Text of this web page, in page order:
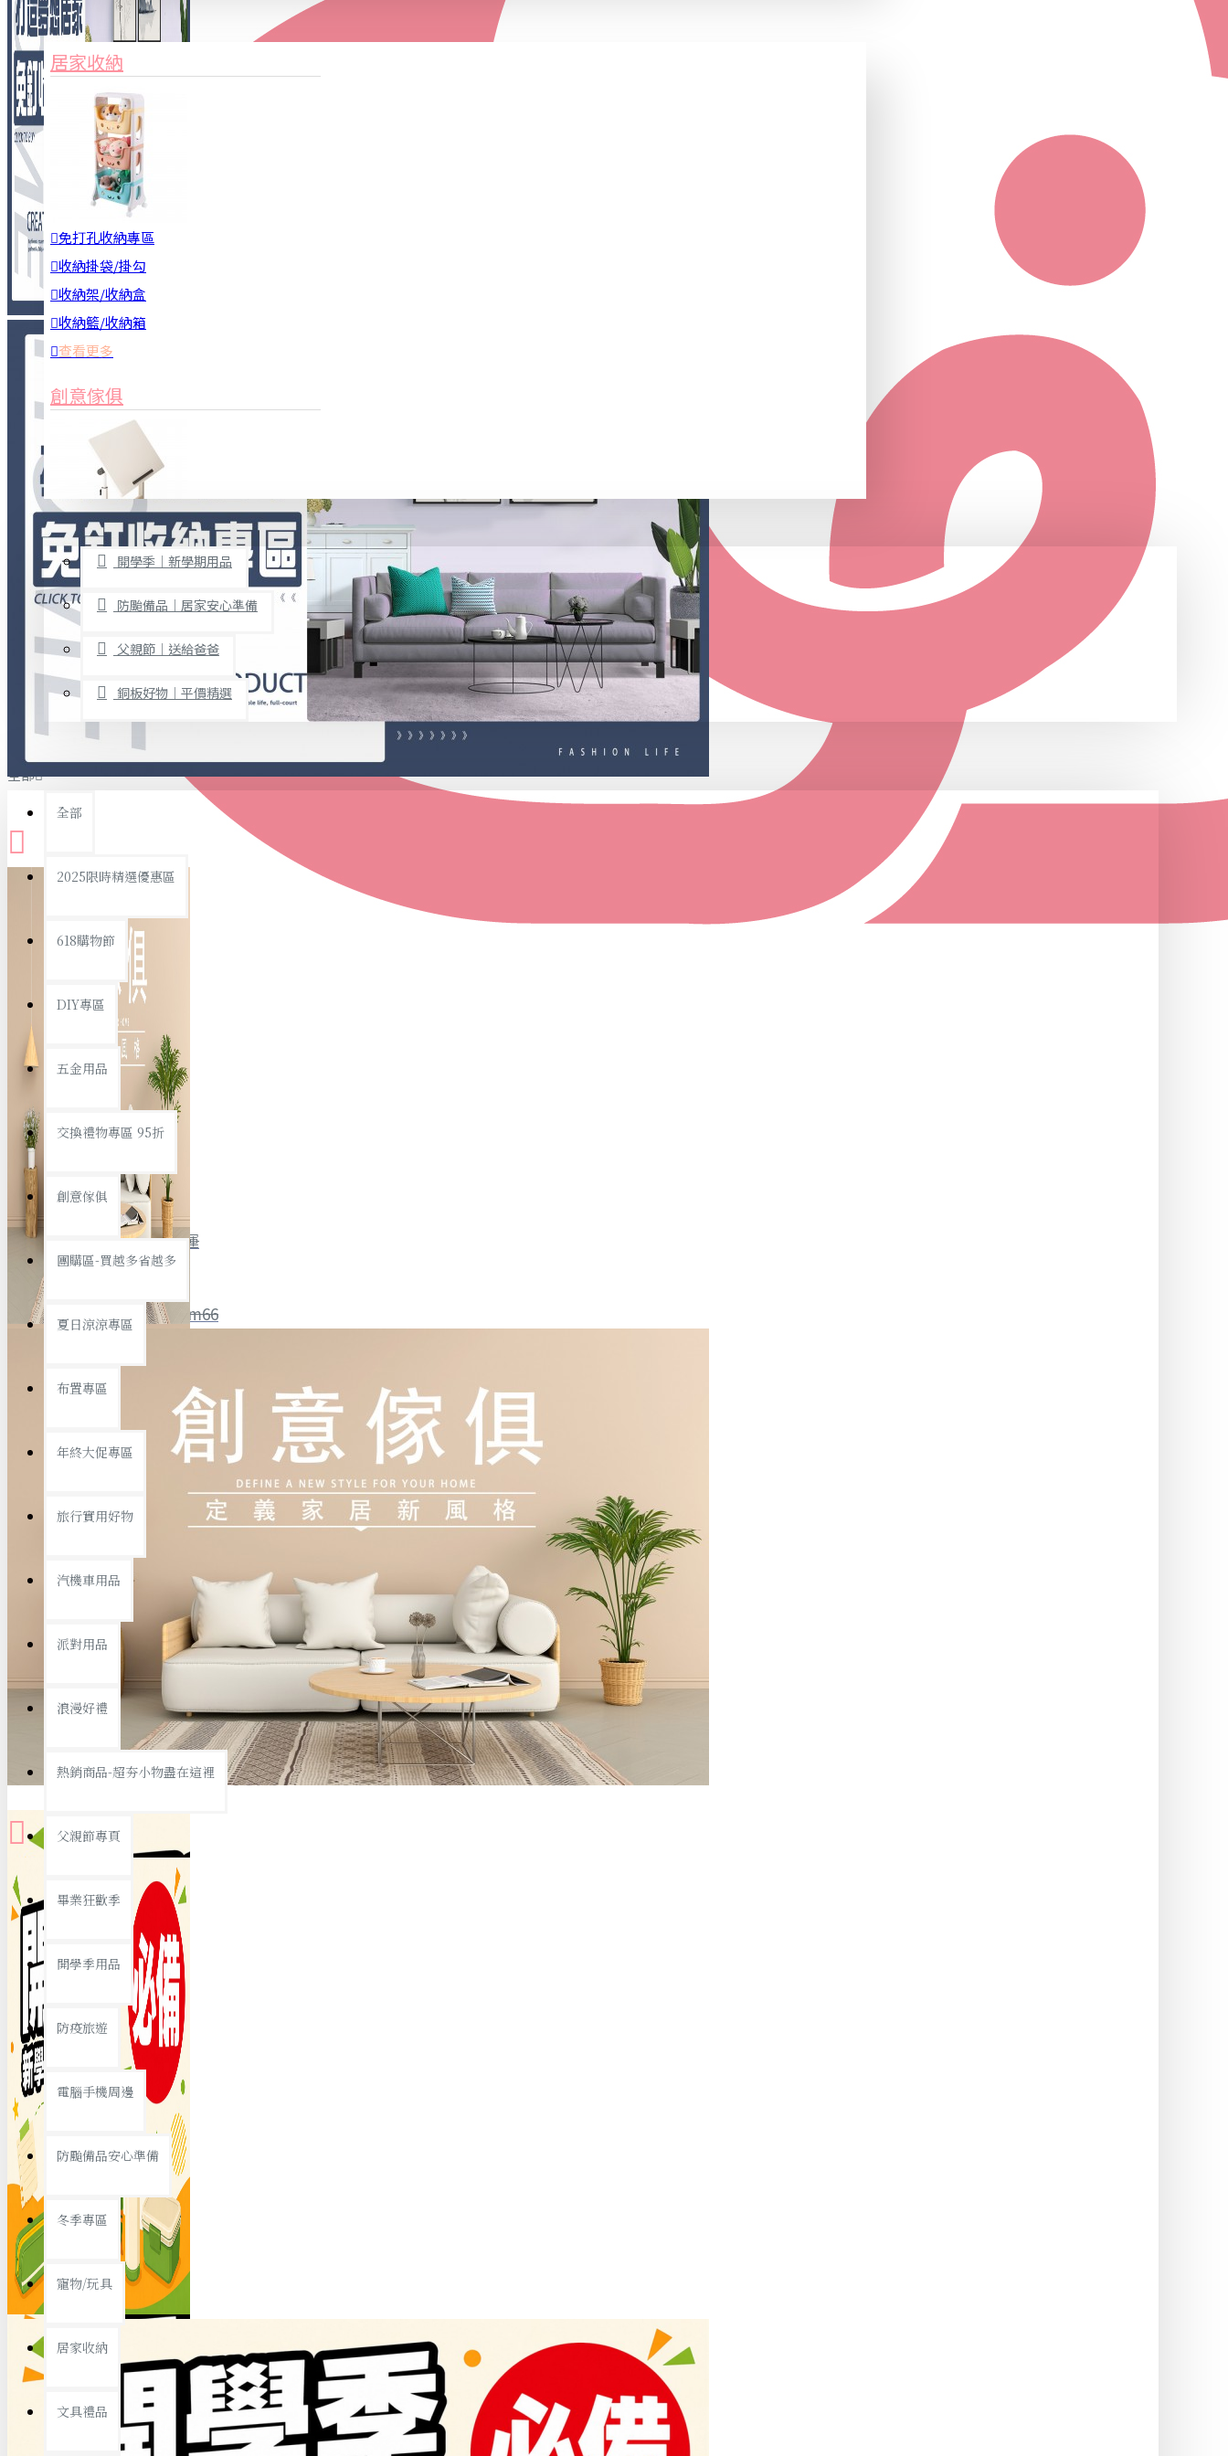
全館限時滿799免運
聯絡我們 ID : @ym66
優惠活動 最新活動
3C周邊
居家安全
居家清潔
查看更多
餐飲廚具
廚房收納
烘焙用具
隨身餐具
查看更多
文具禮品
事務用品
文具收納
書寫用品
衛浴用品
個人衛浴用品
浴室置物/收納
旅行收納
汽機車用品
查看更多
置物架/收納櫃
銅板精選
19元專區
39元專區
節慶熱賣
春節/新年
家俱&收納
居家收納
免打孔收納專區
收納掛袋/掛勾
收納架/收納盒
收納籃/收納箱
查看更多
創意傢俱
桌子/椅子
置物架/收納櫃
其他
免打孔收納專區
限時促銷
開學季｜新學期用品
防颱備品｜居家安心準備
父親節｜送給爸爸
銅板好物｜平價精選
全部
全部
2025限時精選優惠區
618購物節
DIY專區
五金用品
交換禮物專區 95折
創意傢俱
團購區-買越多省越多
夏日涼涼專區
布置專區
年終大促專區
旅行實用好物
汽機車用品
派對用品
浪漫好禮
熱銷商品-超夯小物盡在這裡
父親節專頁
畢業狂歡季
開學季用品
防疫旅遊
電腦手機周邊
防颱備品安心準備
冬季專區
寵物/玩具
居家收納
文具禮品